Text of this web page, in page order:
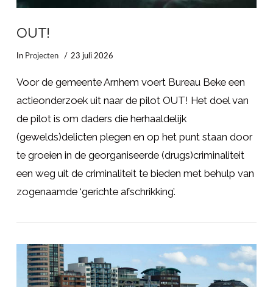
OUT!
In Projecten 23 juli 2026
Voor de gemeente Arnhem voert Bureau Beke een
actieonderzoek uit naar de pilot OUT! Het doel van
de pilot is om daders die herhaaldelijk
(gewelds)delicten plegen en op het punt staan door
te groeien in de georganiseerde (drugs)criminaliteit
een weg uit de criminaliteit te bieden met behulp van
zogenaamde ‘gerichte afschrikking’.